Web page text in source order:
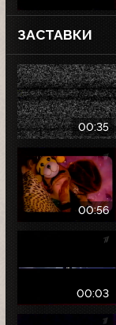
ЗАСТАВКИ
00:35
00:56
00:03